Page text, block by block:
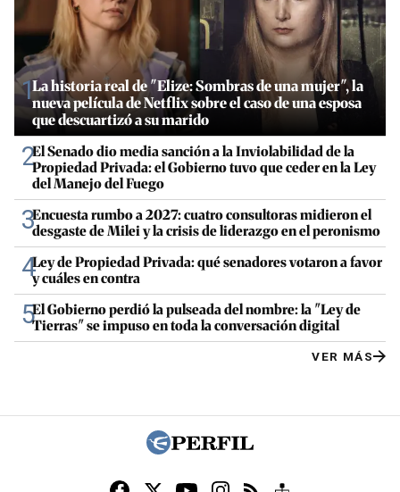
1La historia real de "Elize: Sombras de una mujer", la
nueva película de Netflix sobre el caso de una esposa
que descuartizó a su marido
2El Senado dio media sanción a la Inviolabilidad de la
Propiedad Privada: el Gobierno tuvo que ceder en la Ley
del Manejo del Fuego
3Encuesta rumbo a 2027: cuatro consultoras midieron el
desgaste de Milei y la crisis de liderazgo en el peronismo
4Ley de Propiedad Privada: qué senadores votaron a favor
y cuáles en contra
5El Gobierno perdió la pulseada del nombre: la "Ley de
Tierras" se impuso en toda la conversación digital
VER MÁS